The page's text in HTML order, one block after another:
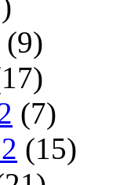
(9)
(7)
(15)